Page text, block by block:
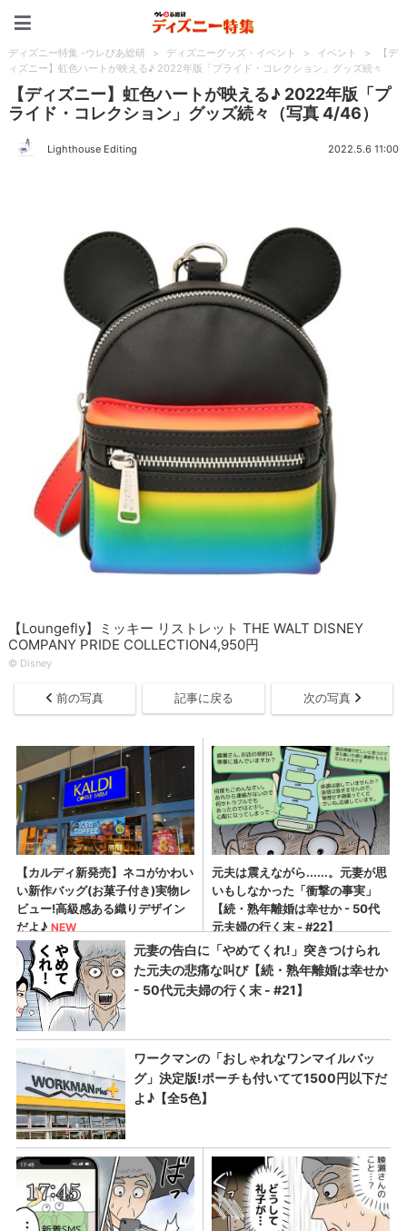
ディズニー特集 -ウレぴあ総研 > ディズニーグッズ・イベント > イベント >
【デ
ィズニー】虹色ハートが映える♪ 2022年版「プライド・コレクション」グッズ続々
【ディズニー】虹色ハートが映える♪ 2022年版「プ
ライド・コレクション」グッズ続々（写真 4/46）
Lighthouse Editing 2022.5.6 11:00
【Loungefly】ミッキー リストレット THE WALT DISNEY
COMPANY PRIDE COLLECTION4,950円
© Disney
前の写真 記事に戻る 次の写真